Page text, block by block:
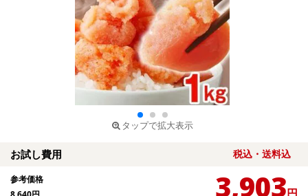
タップで拡大表示
お試し費用 税込・送料込
参考価格
3,903